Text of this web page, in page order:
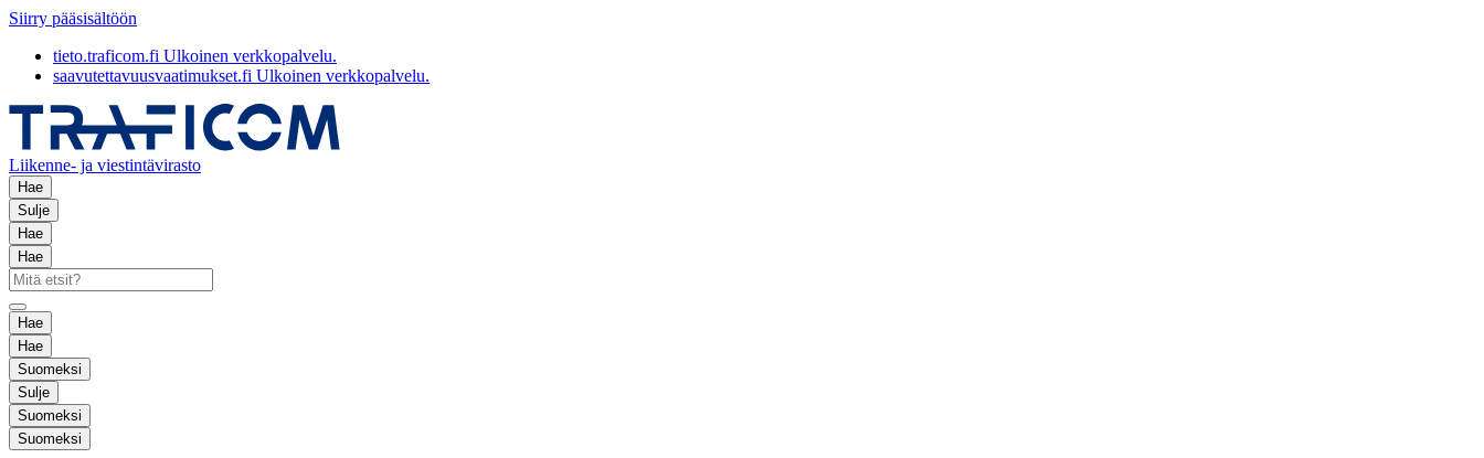
Siirry pääsisältöön
tieto.traficom.fi Ulkoinen verkkopalvelu.
saavutettavuusvaatimukset.fi Ulkoinen verkkopalvelu.
Liikenne- ja viestintävirasto
Hae
Sulje
Hae
Hae
Hae
Hae
Suomeksi
Sulje
Suomeksi
Suomeksi